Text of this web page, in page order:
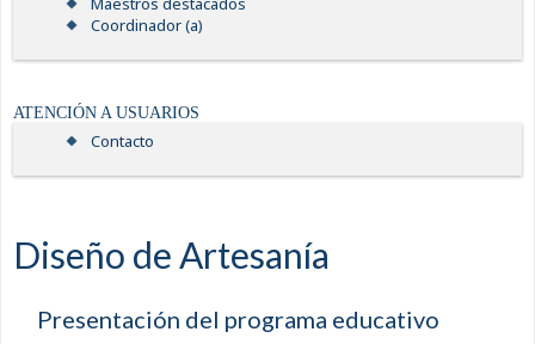
Coordinador (a)
ATENCIÓN A USUARIOS
Contacto
Diseño de Artesanía
Presentación del programa educativo